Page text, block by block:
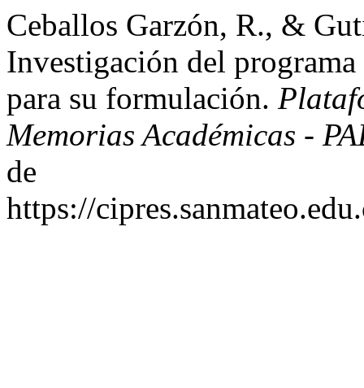
Ceballos Garzón, R., &
Investigación del
para su formulación.
Memorias Académicas -
de
https://